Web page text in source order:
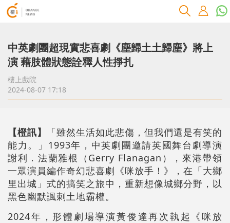
中英劇團超現實悲喜劇《塵歸土土歸塵》將上
演 藉肢體狀態詮釋人性掙扎
樓上戲院
2024-08-07 17:18
【橙訊】
「雖然生活如此悲傷，但我們還是有笑的
能力。」1993年，中英劇團邀請英國舞台劇導演
謝利．法蘭雅根（Gerry Flanagan），來港帶領
一眾演員編作奇幻悲喜劇《咪放手！》，在「大鄉
里出城」式的搞笑之旅中，重新想像城鄉分野，以
黑色幽默諷刺土地霸權。
2024年，形體劇場導演黃俊達再次執起《咪放